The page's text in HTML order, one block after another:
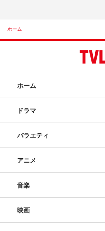
ホーム
ホーム
ドラマ
バラエティ
アニメ
音楽
映画